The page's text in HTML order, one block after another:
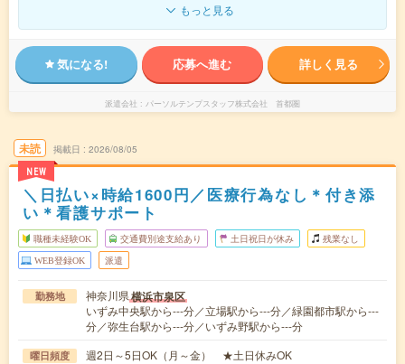
もっと見る
気になる! 応募へ進む 詳しく見る
派遣会社 パーソルテンプスタッフ株式会社 首都圏
未読
NEW
掲載日 2026/08/05
＼日払い×時給1600円／医療行為なし＊付き添
い＊看護サポート
職種未経験OK 交通費別途支給あり 土日祝日が休み 残業なし
WEB登録OK 派遣
勤務地 神奈川県横浜市泉区
いずみ中央駅から---分／立場駅から---分／緑園都市駅から---
分／弥生台駅から---分／いずみ野駅から---分
曜日頻度 週2日～5日OK（月～金） ★土日休みOK